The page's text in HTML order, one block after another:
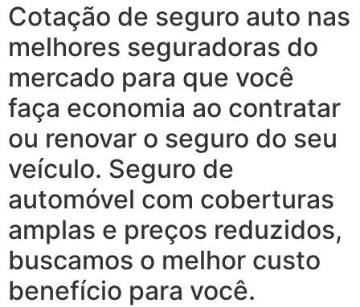
Cotação de seguro auto nas
melhores seguradoras do
mercado para que você
faça economia ao contratar
ou renovar o seguro do seu
veículo. Seguro de
automóvel com coberturas
amplas e preços reduzidos,
buscamos o melhor custo
benefício para você.